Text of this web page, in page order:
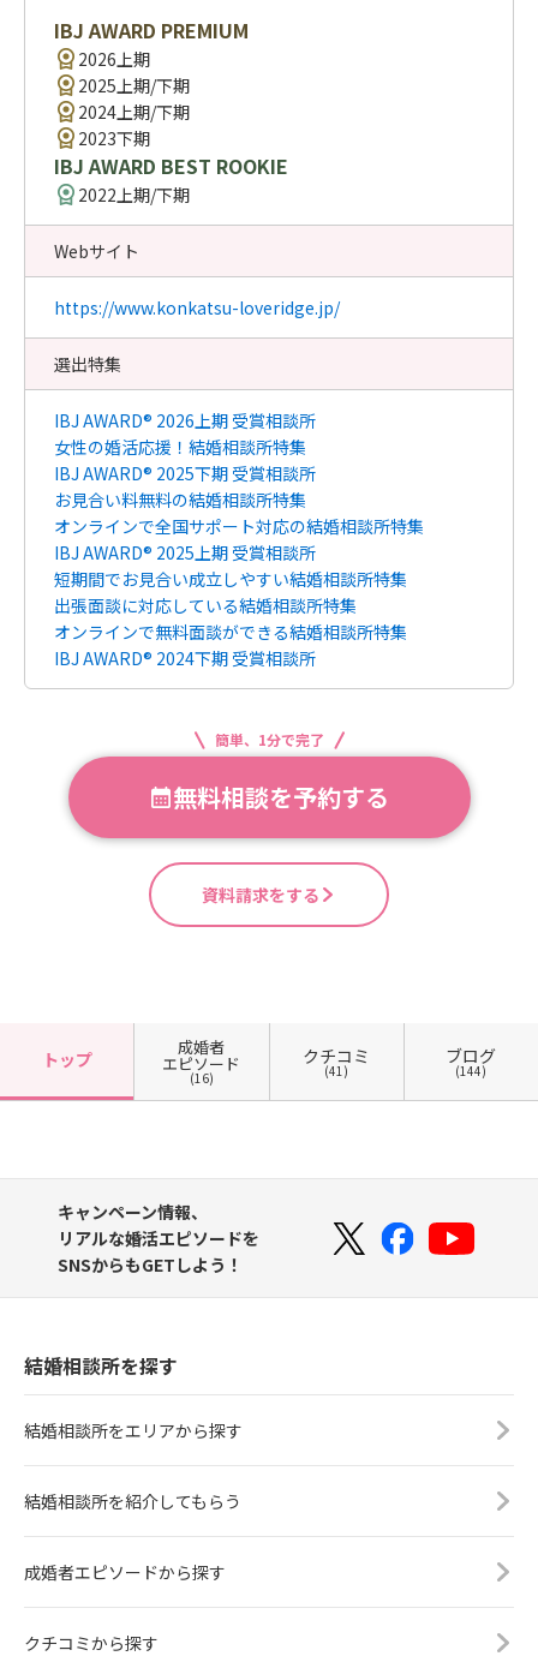
IBJ AWARD PREMIUM
2026上期
2025上期/下期
2024上期/下期
2023下期
IBJ AWARD BEST ROOKIE
2022上期/下期
Webサイト
https://www.konkatsu-loveridge.jp/
選出特集
IBJ AWARD® 2026上期 受賞相談所
女性の婚活応援！結婚相談所特集
IBJ AWARD® 2025下期 受賞相談所
お見合い料無料の結婚相談所特集
オンラインで全国サポート対応の結婚相談所特集
IBJ AWARD® 2025上期 受賞相談所
短期間でお見合い成立しやすい結婚相談所特集
出張面談に対応している結婚相談所特集
オンラインで無料面談ができる結婚相談所特集
IBJ AWARD® 2024下期 受賞相談所
簡単、1分で完了
無料相談を予約する
資料請求をする
トップ
成婚者
エピソード
(16)
クチコミ
(41)
ブログ
(144)
キャンペーン情報、
リアルな婚活エピソードを
SNSからもGETしよう！
結婚相談所を探す
結婚相談所をエリアから探す
結婚相談所を紹介してもらう
成婚者エピソードから探す
クチコミから探す